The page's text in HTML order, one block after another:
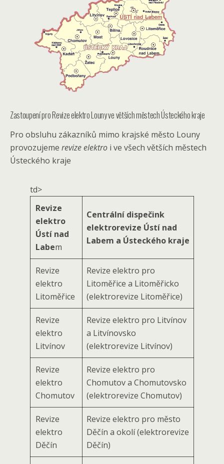
Zastoupení pro Revize elektro Louny ve větších městech Ústeckého kraje
Pro obsluhu zákazníků mimo krajské město Louny
provozujeme revize elektro i ve všech větších městech
Ústeckého kraje
td>
Revize
elektro
Ústí nad
Labem
Centrální dispečink
elektrorevize Ústí nad
Labem a Ústeckého kraje
Revize
elektro
Litoměřice
Revize elektro pro
Litoměřice a Litoměřicko
(elektrorevize Litoměřice)
Revize
elektro
Litvínov
Revize elektro pro Litvínov
a Litvínovsko
(elektrorevize Litvínov)
Revize
elektro
Chomutov
Revize elektro pro
Chomutov a Chomutovsko
(elektrorevize Chomutov)
Revize
elektro
Děčín
Revize elektro pro město
Děčín a okolí (elektrorevize
Děčín)